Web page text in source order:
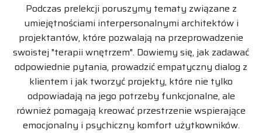
Podczas prelekcji poruszymy tematy związane z
umiejętnościami interpersonalnymi architektów i
projektantów, które pozwalają na przeprowadzenie
swoistej "terapii wnętrzem". Dowiemy się, jak zadawać
odpowiednie pytania, prowadzić empatyczny dialog z
klientem i jak tworzyć projekty, które nie tylko
odpowiadają na jego potrzeby funkcjonalne, ale
również pomagają kreować przestrzenie wspierające
emocjonalny i psychiczny komfort użytkowników.